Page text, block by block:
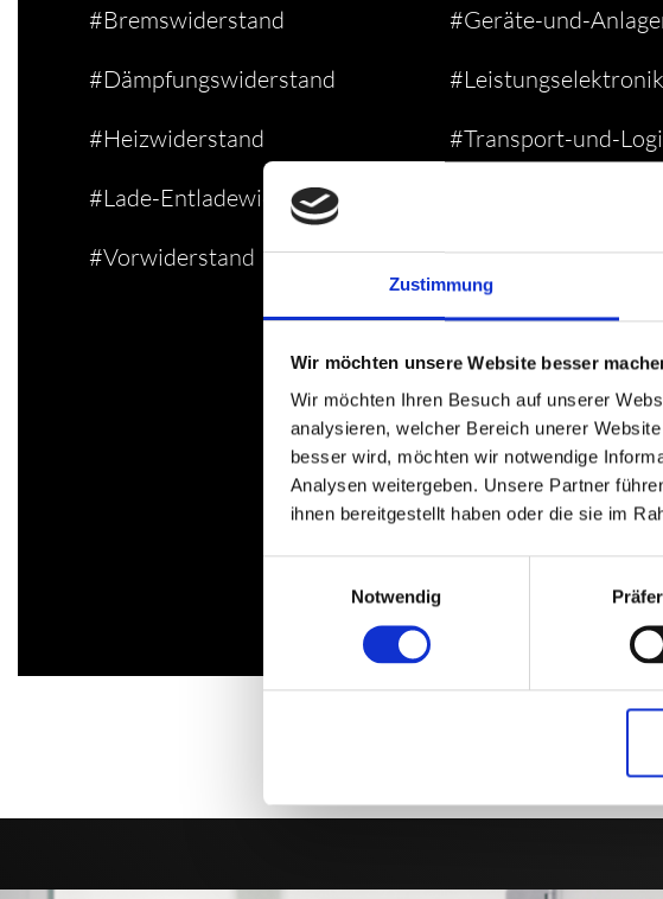
Zustimmung
Wir möchten unsere Website besser
Wir möchten Ihren Besuch auf unserer
analysieren, welcher Bereich unerer
besser wird, möchten wir notwendige
Analysen weitergeben. Unsere Partner
ihnen bereitgestellt haben oder die sie im
Notwendig
#Bremswiderstand
#Dämpfungswiderstand
#Heizwiderstand
#Lade-Entladewiderstand
#Vorwiderstand
#Geräte-und-
#Leistungselektronik
#Transport-und-
#Luftgekühlt